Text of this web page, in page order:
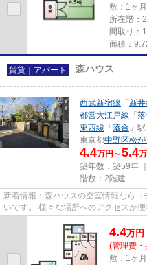
敷：1ヶ
所在階：
間取り：
面積：
賃貸｜アパート 森ハウス
西武新宿線 「 新
都営大江戸線 「
東西線 「 落合 」
東京都中野区松が
4.4万円～5.4
築年数：築59年
階数：2階建
新着情報：森ハウスの空室情報なら
いです。 様々な場所へのアクセスが
4.4万円
(管理費
敷：1ヶ